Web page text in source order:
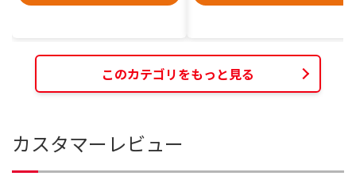
このカテゴリをもっと見る
カスタマーレビュー